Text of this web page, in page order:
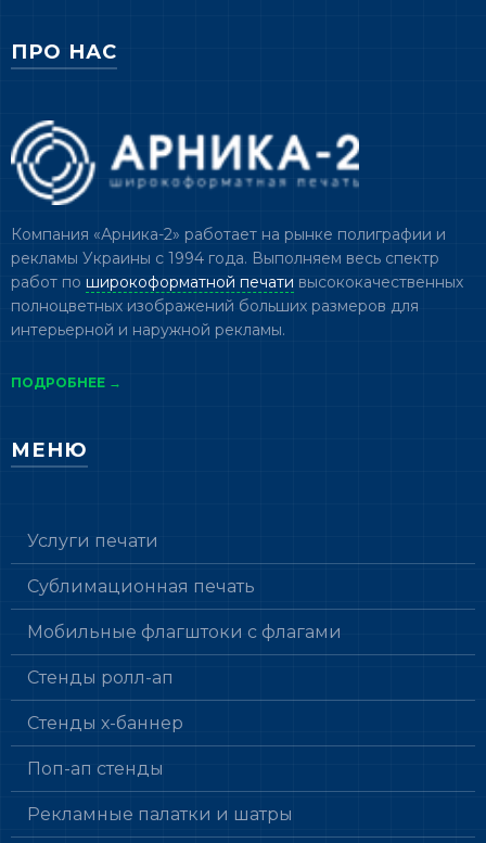
ПРО НАС
Компания «Арника-2» работает на рынке полиграфии и
рекламы Украины с 1994 года. Выполняем весь спектр
работ по широкоформатной печати высококачественных
полноцветных изображений больших размеров для
интерьерной и наружной рекламы.
ПОДРОБНЕЕ →
МЕНЮ
Услуги печати
Сублимационная печать
Мобильные флагштоки с флагами
Стенды ролл-ап
Стенды х-баннер
Поп-ап стенды
Рекламные палатки и шатры